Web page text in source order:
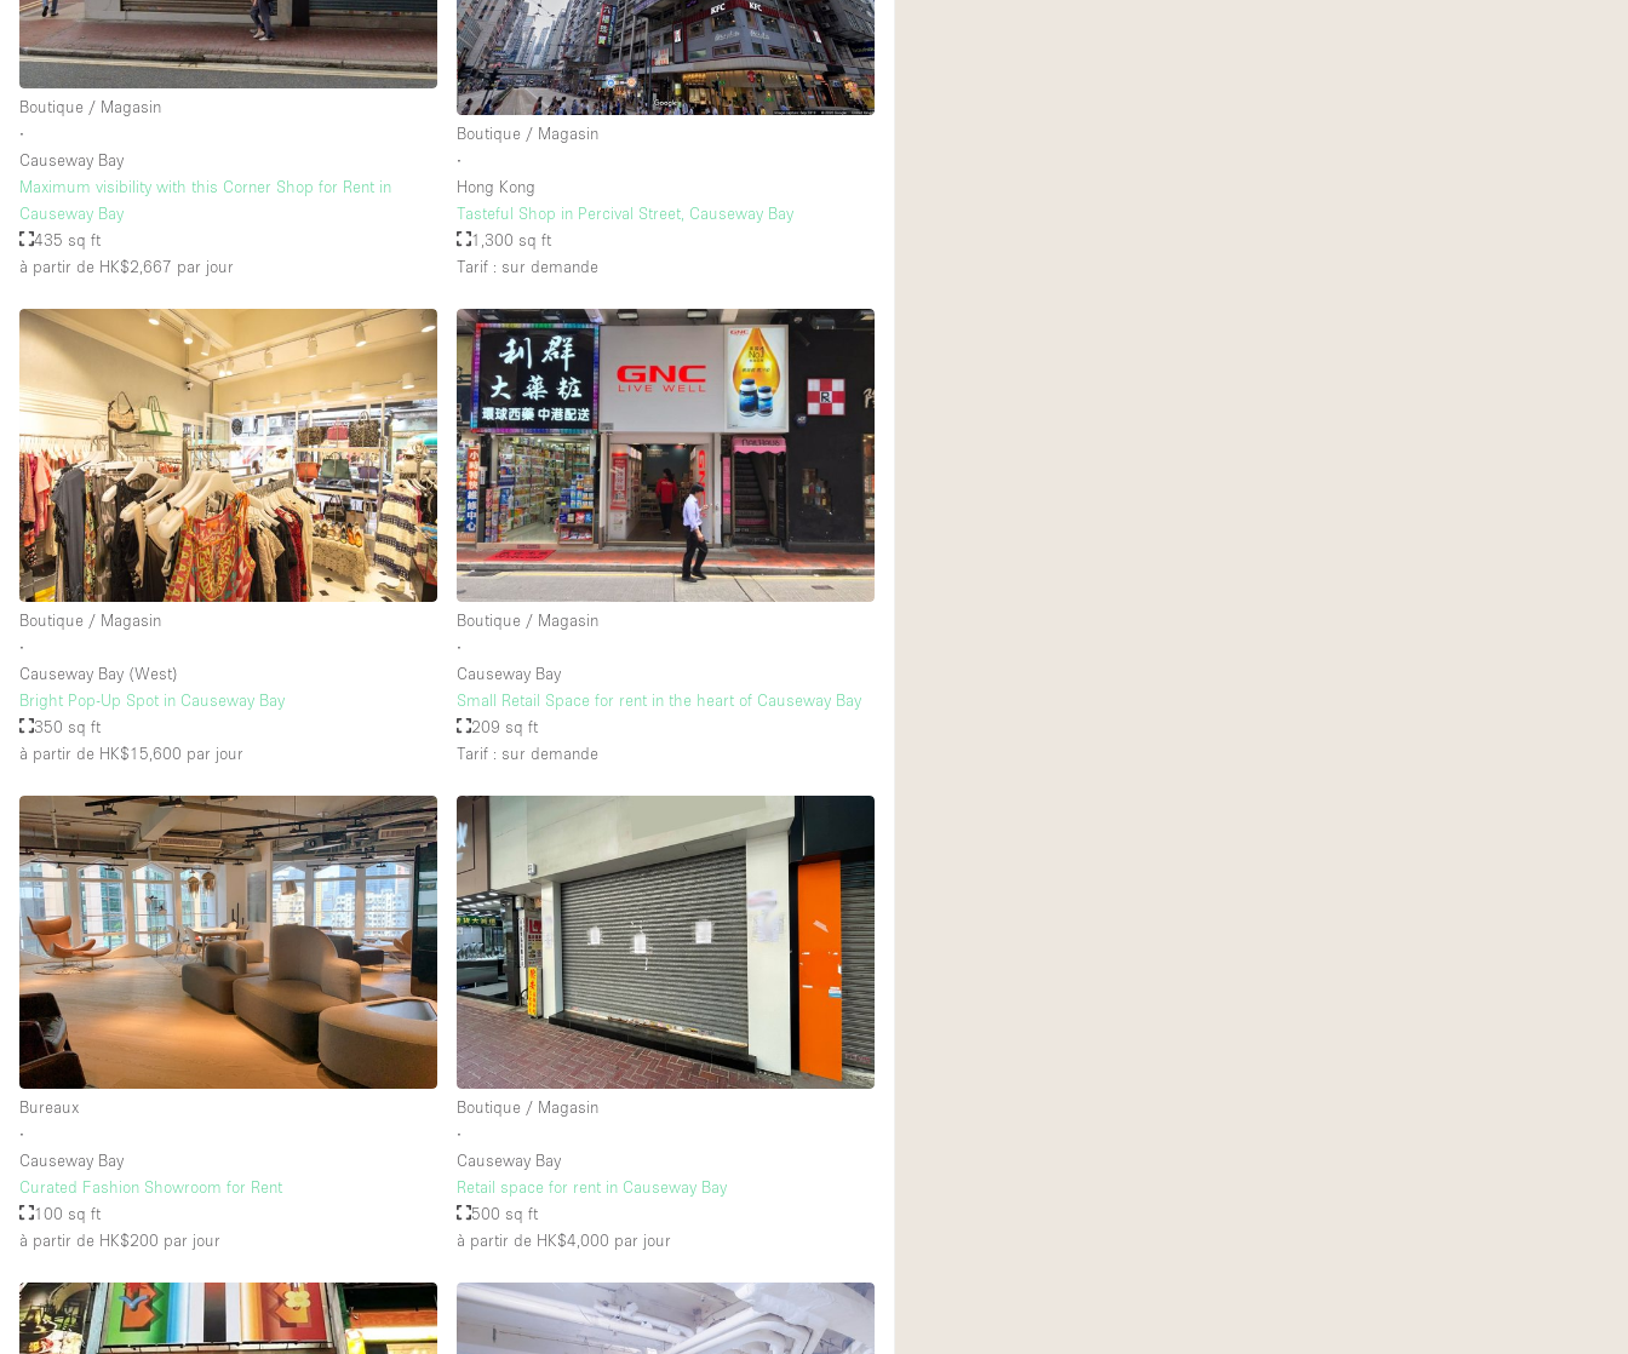
Étage/accès Sous-sol
Boutique / Magasin
∙
Causeway Bay
Maximum visibility with this Corner Shop for Rent in
Causeway Bay
435 sq ft
à partir de HK$2,667 par jour
Boutique / Magasin
∙
Hong Kong
Tasteful Shop in Percival Street, Causeway Bay
1,300 sq ft
Tarif : sur demande
Boutique / Magasin
∙
Causeway Bay (West)
Bright Pop-Up Spot in Causeway Bay
350 sq ft
à partir de HK$15,600 par jour
Boutique / Magasin
∙
Causeway Bay
Small Retail Space for rent in the heart of Causeway Bay
209 sq ft
Tarif : sur demande
Bureaux
∙
Causeway Bay
Curated Fashion Showroom for Rent
100 sq ft
à partir de HK$200 par jour
Boutique / Magasin
∙
Causeway Bay
Retail space for rent in Causeway Bay
500 sq ft
à partir de HK$4,000 par jour